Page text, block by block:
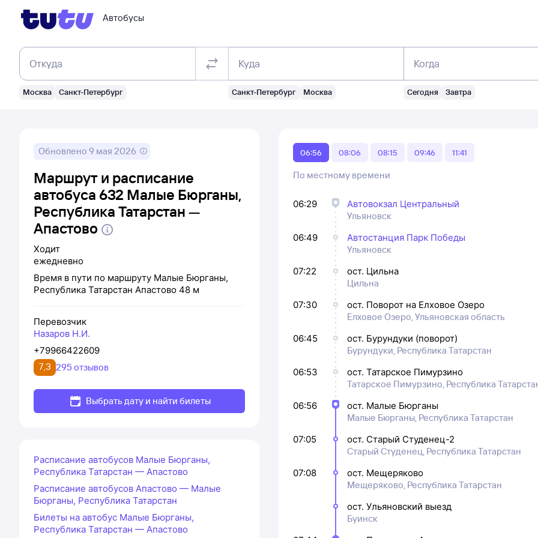
Автобусы
Откуда
Москва Санкт-Петербург
Куда
Санкт-Петербург Москва
Когда
Сегодня Завтра
Обновлено 9 мая 2026
Маршрут и расписание
автобуса 632 Малые Бюрганы,
Республика Татарстан —
Апастово
Ходит
ежедневно
Время в пути по маршруту Малые Бюрганы,
Республика Татарстан Апастово 48 м
Перевозчик
Назаров Н.И.
+79966422609
7,3 295 отзывов
Выбрать дату и найти билеты
06:56 08:06 08:15 09:46 11:41
По местному времени
06:29
Автовокзал Центральный
Ульяновск
06:49
Автостанция Парк Победы
Ульяновск
07:22
ост. Цильна
Цильна
07:30
ост. Поворот на Елховое Озеро
Елховое Озеро, Ульяновская область
06:45
ост. Бурундуки (поворот)
Бурундуки, Республика Татарстан
06:53
ост. Татарское Пимурзино
Татарское Пимурзино, Республика
06:56
ост. Малые Бюрганы
Малые Бюрганы, Республика Татарстан
07:05
ост. Старый Студенец-2
Старый Студенец, Республика Татарстан
07:08
ост. Мещеряково
Мещеряково, Республика Татарстан
ост. Ульяновский выезд
Буинск
Расписание автобусов Малые Бюрганы,
Республика Татарстан — Апастово
Расписание автобусов Апастово — Малые
Бюрганы, Республика Татарстан
Билеты на автобус Малые Бюрганы,
Республика Татарстан — Апастово